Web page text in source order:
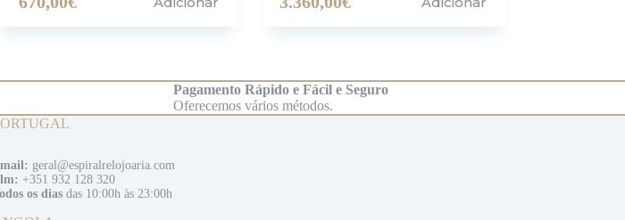
Pagamento Rápido e Fácil e Seguro
Oferecemos vários métodos.
geral@espiralrelojoaria.com
+351 932 128 320
os diasdas 10:00h às 23:00h